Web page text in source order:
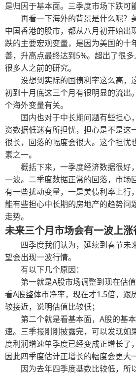
是归因于基本面。三季度市场下跌可
再看一下海外的背景是什么呢？
中国香港的股市，都从八月初开始出
跌的主要宏观变量，是因为美国的十
善，升高点最终达到5%。超出了很
很多人之前的研究。
没想到实际的国债利率这么高，
初到十月底这三个月有很明显的流出
个海外变量有关。
国内也对于中长期问题有些担心
资数据低迷有所担忧，担心是不是这
很长，回落的幅度会很大。这个担忧
素之一。
概括下来，一季度经济数据很好
一波。二季度数据正常的回落，市场
有一些扰动变量，一是美债利率上行
能有些担心中长期的房地产的趋势问
走势。
未来三个月市场会有一波上涨
四季度我们认为，延续到春节未
望会出现一波行情。
有以下几个原因：
第一就是A股市场调整到现在估
看A股整体市净率，现在才1.5倍，跟
较接近，说明估值比较低；
第二个就是看基本面，A股的基
速。三季报刚刚披露完，可以发现如
度利润增速单季度已经变成正增长了
因此四季度估计正增长的幅度会更大
因为去年四季度基数比较低，所